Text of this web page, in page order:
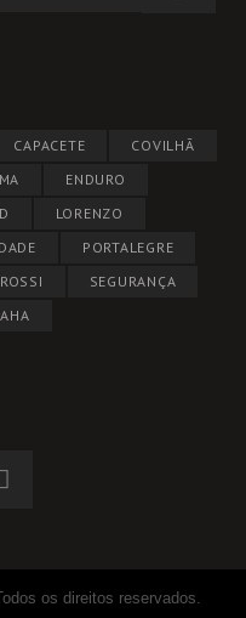
CAPACETE
COVILHÃ
ENDURO
LORENZO
PORTALEGRE
ROSSI
SEGURANÇA
os direitos reservados.